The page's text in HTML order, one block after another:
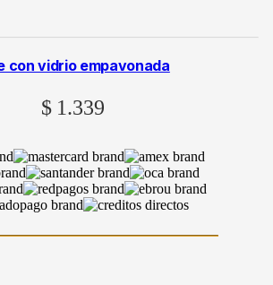
con vidrio empavonada
$ 1.339